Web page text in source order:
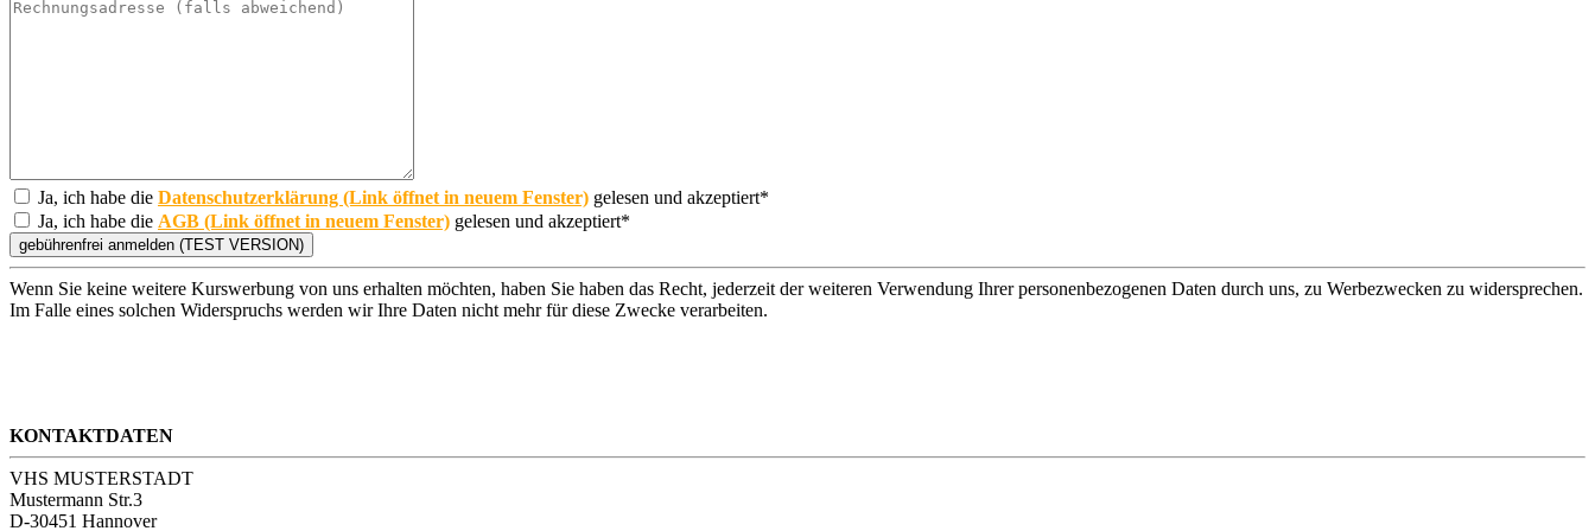
Ja, ich habe die Datenschutzerklärung (Link öffnet in neuem Fenster) gelesen und akzeptiert*
Ja, ich habe die AGB (Link öffnet in neuem Fenster) gelesen und akzeptiert*
Wenn Sie keine weitere Kurswerbung von uns erhalten möchten, haben Sie haben das Recht, jederzeit der weiteren Verwendung Ihrer personenbezogenen Daten durch uns, zu Werbezwecken zu widersprechen.
Im Falle eines solchen Widerspruchs werden wir Ihre Daten nicht mehr für diese Zwecke verarbeiten.
KONTAKTDATEN
VHS MUSTERSTADT
Mustermann Str.3
D-30451 Hannover